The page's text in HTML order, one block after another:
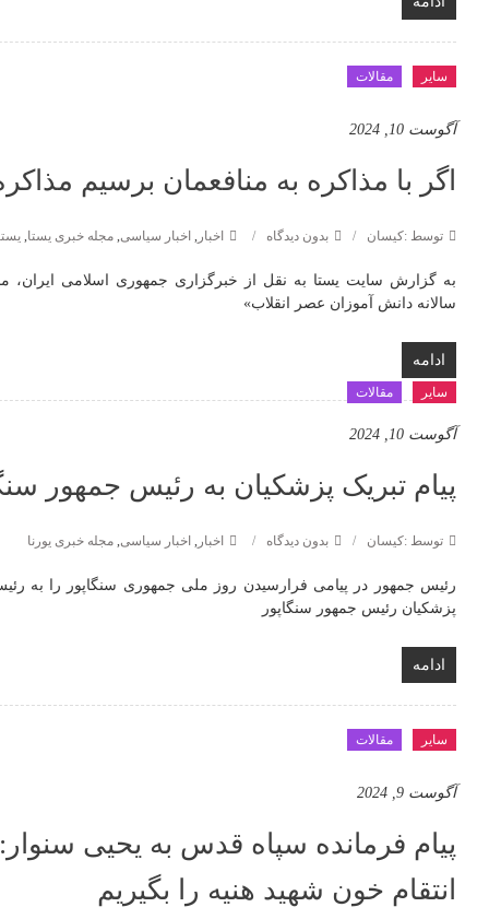
سایر مقالات
آگوست 10, 2024
اگر با مذاکره به منافعمان برسیم
توسط :کیسان بدون دیدگاه اخبار , اخبار سیاسی, مجله خبری یستا,
سالانه دانش آموزان عصر انقلاب»
ادامه
سایر مقالات
آگوست 10, 2024
پیام تبریک پزشکیان به رئیس جمهور
توسط :کیسان بدون دیدگاه اخبار , اخبار سیاسی, مجله خبری یورنا
رئیس جمهور در پیامی فرارسیدن روز ملی جمهوری سنگاپور را به
پزشکیان رئیس جمهور سنگاپور
ادامه
سایر مقالات
آگوست 9, 2024
پیام فرمانده سپاه قدس به یحیی
انتقام خون شهید هنیه را بگیریم